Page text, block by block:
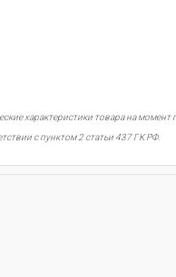
характеристики товара на момент
с пунктом 2 статьи 437 ГК РФ.